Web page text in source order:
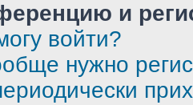
и
войти?
нужно